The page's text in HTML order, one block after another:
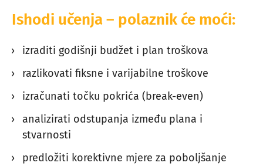
Ishodi učenja – polaznik će moći:
izraditi godišnji budžet i plan troškova
razlikovati fiksne i varijabilne troškove
izračunati točku pokrića (break-even)
analizirati odstupanja između plana i
stvarnosti
predložiti korektivne mjere za poboljšanje